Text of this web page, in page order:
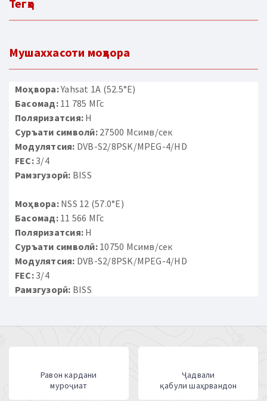
Тегҳо
Мушаххасоти моҳвора
Моҳвора:Yahsat 1A (52.5°E)
Басомад:11 785 МГс
Поляризатсия: H
Суръати символӣ:27500 Мсимв/сек
Модулятсия: DVB-S2/8PSK/MPEG-4/HD
FEC:3/4
Рамзгузорӣ: BISS
Моҳвора:NSS 12 (57.0°E)
Басомад:11 566 МГс
Поляризатсия: H
Суръати символӣ:10750 Мсимв/сек
Модулятсия: DVB-S2/8PSK/MPEG-4/HD
FEC:3/4
Рамзгузорӣ: BISS
Равон кардани
муроҷиат
Ҷадвали
қабули шаҳрвандон